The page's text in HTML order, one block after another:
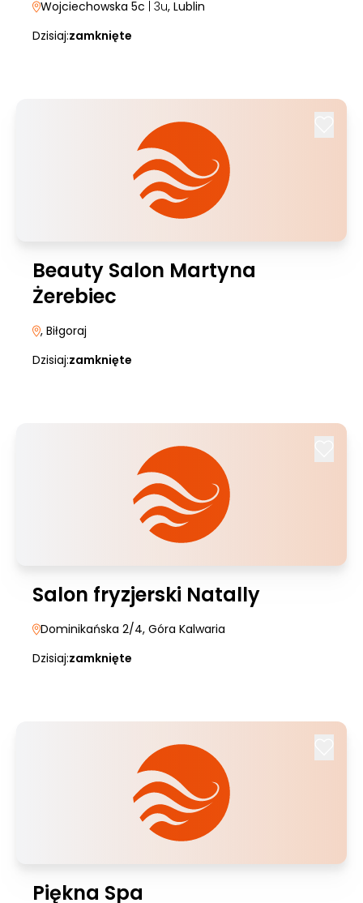
Wojciechowska 5c | 3u, Lublin
Dzisiaj:zamknięte
Beauty Salon Martyna
Żerebiec
, Biłgoraj
Dzisiaj:zamknięte
Salon fryzjerski Natally
Dominikańska 2/4, Góra Kalwaria
Dzisiaj:zamknięte
Piękna Spa